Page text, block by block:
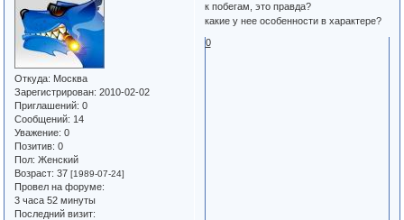
Откуда: Москва
Зарегистрирован: 2010-02-02
Приглашений: 0
Сообщений: 14
Уважение: 0
Позитив: 0
Пол: Женский
Возраст: 37[1989-07-24]
Провел на форуме:
3 часа 52 минуты
Последний визит:
к побегам, это правда?
какие у нее особенности в характере?
0